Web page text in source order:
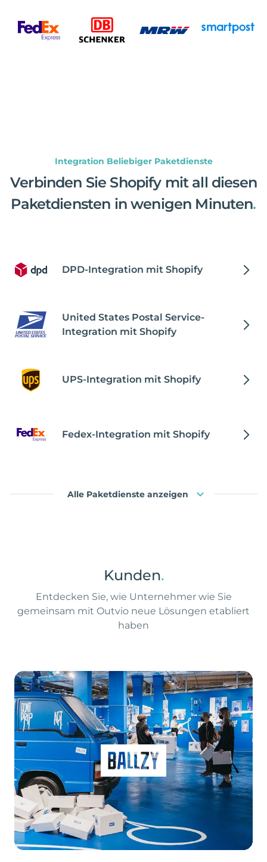
Integration Beliebiger Paketdienste
Verbinden Sie Shopify mit all diesen
Paketdiensten in wenigen Minuten.
DPD-Integration mit Shopify
United States Postal Service-
Integration mit Shopify
UPS-Integration mit Shopify
Fedex-Integration mit Shopify
Alle Paketdienste anzeigen
Kunden.
Entdecken Sie, wie Unternehmer wie Sie
gemeinsam mit Outvio neue Lösungen etabliert
haben